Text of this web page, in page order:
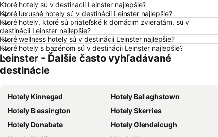
Hotely Vysoké Tatry
Hotely Sopot
Hotely Gdansk
Hotely Nice
Hotely Tropea
Hotely Berlín
Hotely Lignano Sabbiadoro
Hotely Istrijská župa
Hotely Malta
Hotely Ostrov Mykonos
Hotely Balaton
Ktoré hotely sú v destinácii Leinster najlepšie?
Ktoré luxusné hotely sú v destinácii Leinster najlepšie?
Ktoré hotely, ktoré sú priateľské k domácim zvieratám, sú v
destinácii Leinster najlepšie?
Ktoré wellness hotely sú v destinácii Leinster najlepšie?
Ktoré hotely s bazénom sú v destinácii Leinster najlepšie?
Leinster - Ďalšie často vyhľadávané
destinácie
Hotely Kinnegad
Hotely Ballaghstown
Hotely Blessington
Hotely Skerries
Hotely Donabate
Hotely Glendalough